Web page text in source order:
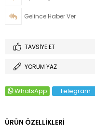
Gelince Haber Ver
TAVSIYE ET
YORUM YAZ
WhatsApp Telegram
ÜRÜN ÖZELLIKLERI